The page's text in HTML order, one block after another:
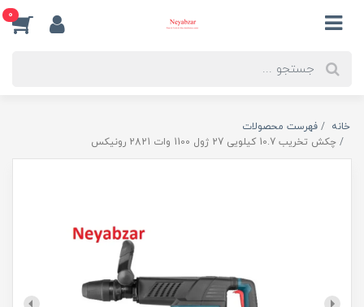
0
خانه
فهرست محصولات
چکش تخریب 10.7 کیلویی 27 ژول 1100 وات 2821 رونیکس